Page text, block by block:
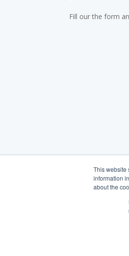
This website
information
about the
Fill our the form